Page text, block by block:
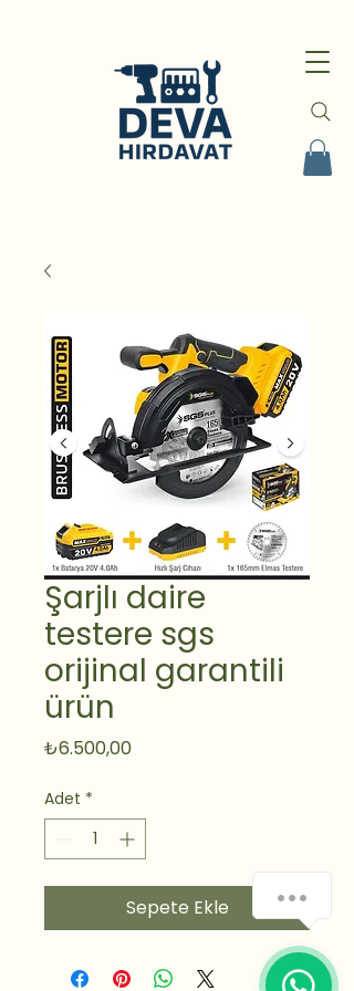
Şarjlı daire
testere sgs
orijinal garantili
ürün
₺6.500,00Fiyat
Adet *
Sepete Ekle